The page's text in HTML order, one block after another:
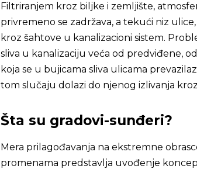
Filtriranjem kroz biljke i zemljište,
privremeno se zadržava, a tekući niz
kroz šahtove u kanalizacioni sistem.
sliva u kanalizaciju veća od predviđene,
koja se u bujicama sliva ulicama
tom slučaju dolazi do njenog izlivanja
Šta su gradovi-sunđeri?
Mera prilagođavanja na ekstremne
promenama predstavlja uvođenje